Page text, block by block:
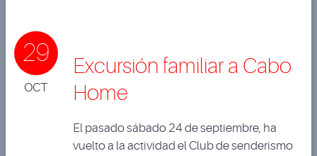
29
OCT
Excursión familiar a Cabo
Home
El pasado sábado 24 de septiembre, ha
vuelto a la actividad el Club de senderismo